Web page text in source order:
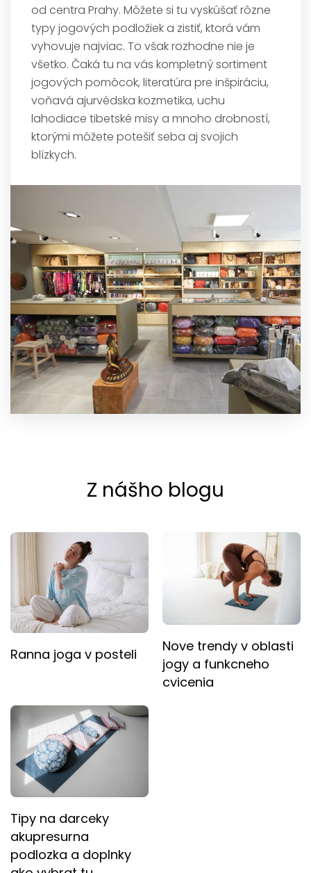
od centra Prahy. Môžete si tu vyskúšať rôzne
typy jogových podložiek a zistiť, ktorá vám
vyhovuje najviac. To však rozhodne nie je
všetko. Čaká tu na vás kompletný sortiment
jogových pomôcok, literatúra pre inšpiráciu,
voňavá ajurvédska kozmetika, uchu
lahodiace tibetské misy a mnoho drobností,
ktorými môžete potešiť seba aj svojich
blízkych.
Z nášho blogu
Ranna joga v posteli
Nove trendy v oblasti
jogy a funkcneho
cvicenia
Tipy na darceky
akupresurna
podlozka a doplnky